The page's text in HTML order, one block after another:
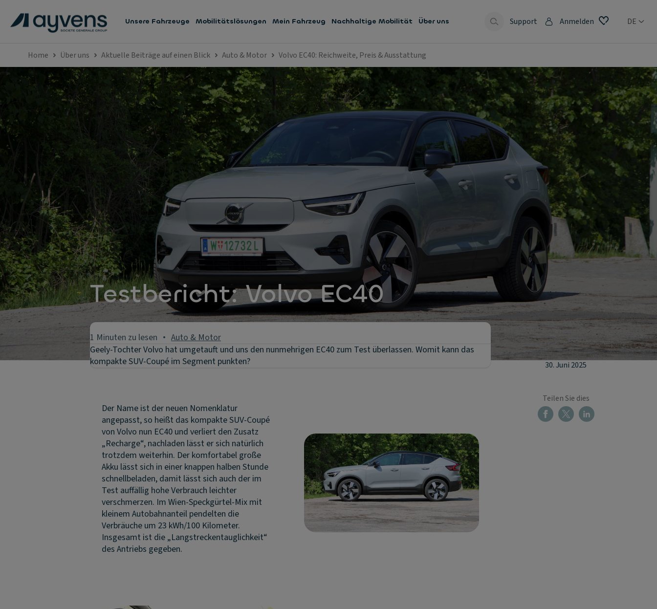
Unsere Fahrzeuge Mobilitätslösungen Mein Fahrzeug Nachhaltige Mobilität Über uns Support Anmelden DE
Home Über uns Aktuelle Beiträge auf einen Blick Auto & Motor Volvo EC40: Reichweite, Preis & Ausstattung
Testbericht: Volvo EC40
1 Minuten zu lesen
Auto & Motor
Geely-Tochter Volvo hat umgetauft und uns den nunmehrigen EC40 zum Test überlassen. Womit kann das
kompakte SUV-Coupé im Segment punkten?
Der Name ist der neuen Nomenklatur
angepasst, so heißt das kompakte SUV-Coupé
von Volvo nun EC40 und verliert den Zusatz
„Recharge“, nachladen lässt er sich natürlich
trotzdem weiterhin. Der komfortabel große
Akku lässt sich in einer knappen halben Stunde
schnellbeladen, damit lässt sich auch der im
Test auffällig hohe Verbrauch leichter
verschmerzen. Im Wien-Speckgürtel-Mix mit
kleinem Autobahnanteil pendelten die
Verbräuche um 23 kWh/100 Kilometer.
Insgesamt ist die „Langstreckentauglichkeit“
des Antriebs gegeben.
30. Juni 2025
Teilen Sie dies